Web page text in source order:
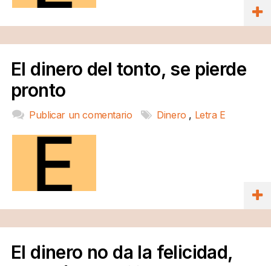
El dinero del tonto, se pierde
pronto
Publicar un comentario Dinero , Letra E
El dinero no da la felicidad,